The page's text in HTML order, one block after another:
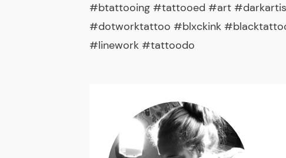
#btattooing #tattooed #art
#dotworktattoo #blxckink
#linework #tattoodo